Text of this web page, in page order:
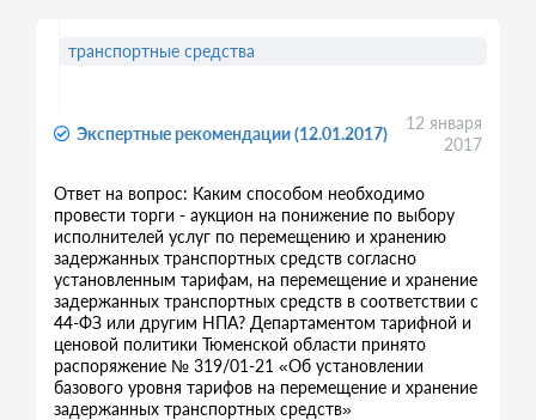
Экспертные рекомендации (12.01.2017)
12 января
2017
Ответ на вопрос: Каким способом необходимо
провести торги - аукцион на понижение по выбору
исполнителей услуг по перемещению и хранению
задержанных транспортных средств согласно
установленным тарифам, на перемещение и хранение
задержанных транспортных средств в соответствии с
44-ФЗ или другим НПА? Департаментом тарифной и
ценовой политики Тюменской области принято
распоряжение № 319/01-21 «Об установлении
базового уровня тарифов на перемещение и хранение
задержанных транспортных средств»
транспортные средства